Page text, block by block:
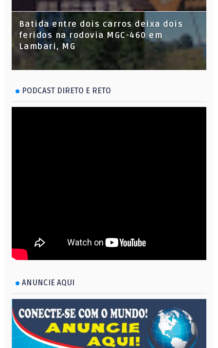
Batida entre dois carros deixa dois
feridos na rodovia MGC-460 em
Lambari, MG
PODCAST DIRETO E RETO
ANUNCIE AQUI